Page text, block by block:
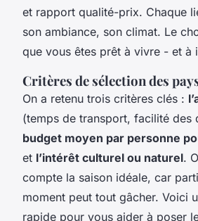
et rapport qualité-prix. Chaque
son ambiance, son climat. Le
que vous êtes prêt à vivre - et à
Critères de sélection des
On a retenu trois critères clés :
(temps de transport, facilité des
budget moyen par personne
et l’intérêt culturel ou naturel.
compte la saison idéale, car
moment peut tout gâcher. Voici
rapide pour vous aider à poser